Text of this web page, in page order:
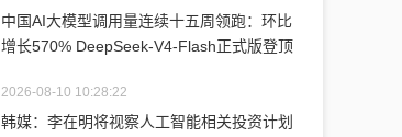
中国AI大模型调用量连续十五周领跑：环比
增长570% DeepSeek-V4-Flash正式版登顶
2026-08-10 10:28:22
韩媒：李在明将视察人工智能相关投资计划